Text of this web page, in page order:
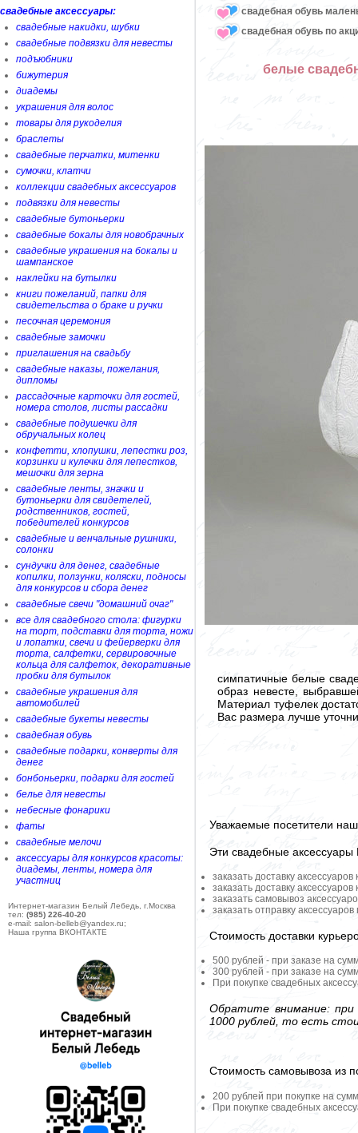
свадебные аксессуары:
свадебные накидки, шубки
свадебные подвязки для невесты
подъюбники
бижутерия
диадемы
украшения для волос
товары для рукоделия
браслеты
свадебные перчатки, митенки
сумочки, клатчи
коллекции свадебных аксессуаров
подвязки для невесты
свадебные бутоньерки
свадебные бокалы для новобрачных
свадебные украшения на бокалы и
шампанское
наклейки на бутылки
книги пожеланий, папки для
свидетельства о браке и ручки
песочная церемония
свадебные замочки
приглашения на свадьбу
свадебные наказы, пожелания,
дипломы
рассадочные карточки для гостей,
номера столов, листы рассадки
свадебные подушечки для
обручальных колец
конфетти, хлопушки, лепестки роз,
корзинки и кулечки для лепестков,
мешочки для зерна
свадебные ленты, значки и
бутоньерки для свидетелей,
родственников, гостей,
победителей конкурсов
свадебные и венчальные рушники,
солонки
сундучки для денег, свадебные
копилки, ползунки, коляски, подносы
для конкурсов и сбора денег
свадебные свечи "домашний очаг"
все для свадебного стола: фигурки
на торт, подставки для торта, ножи
и лопатки, свечи и фейерверки для
торта, салфетки, сервировочные
кольца для салфеток, декоративные
пробки для бутылок
свадебные украшения для
автомобилей
свадебные букеты невесты
свадебная обувь
свадебные подарки, конверты для
денег
бонбоньерки, подарки для гостей
белье для невесты
небесные фонарики
фаты
свадебные мелочи
аксессуары для конкурсов красоты:
диадемы, ленты, номера для
участниц
Интернет-магазин Белый Лебедь, г.Москва
тел: (985) 226-40-20
e-mail: salon-belleb@yandex.ru;
Наша группа ВКОНТАКТЕ
свадебная обувь
свадебная обувь по
белые
симпатичные белые
образ невесте,
Материал туфелек
Вас размера лучше
Уважаемые посетители
Эти свадебные
заказать доставку
заказать доставку
заказать самовывоз
заказать отправку
Стоимость доставки
500 рублей - при заказе на
300 рублей - при заказе на
При покупке свадебных
Обратите внимание: при
1000 рублей, то есть
Стоимость самовывоза из
200 рублей при покупке на
При покупке свадебных